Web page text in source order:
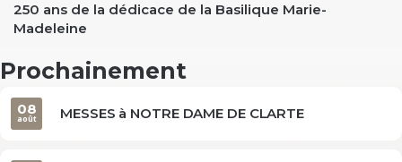
250 ans de la dédicace de la Basilique Marie-
Madeleine
Prochainement
MESSES à NOTRE DAME DE CLARTE
08
août